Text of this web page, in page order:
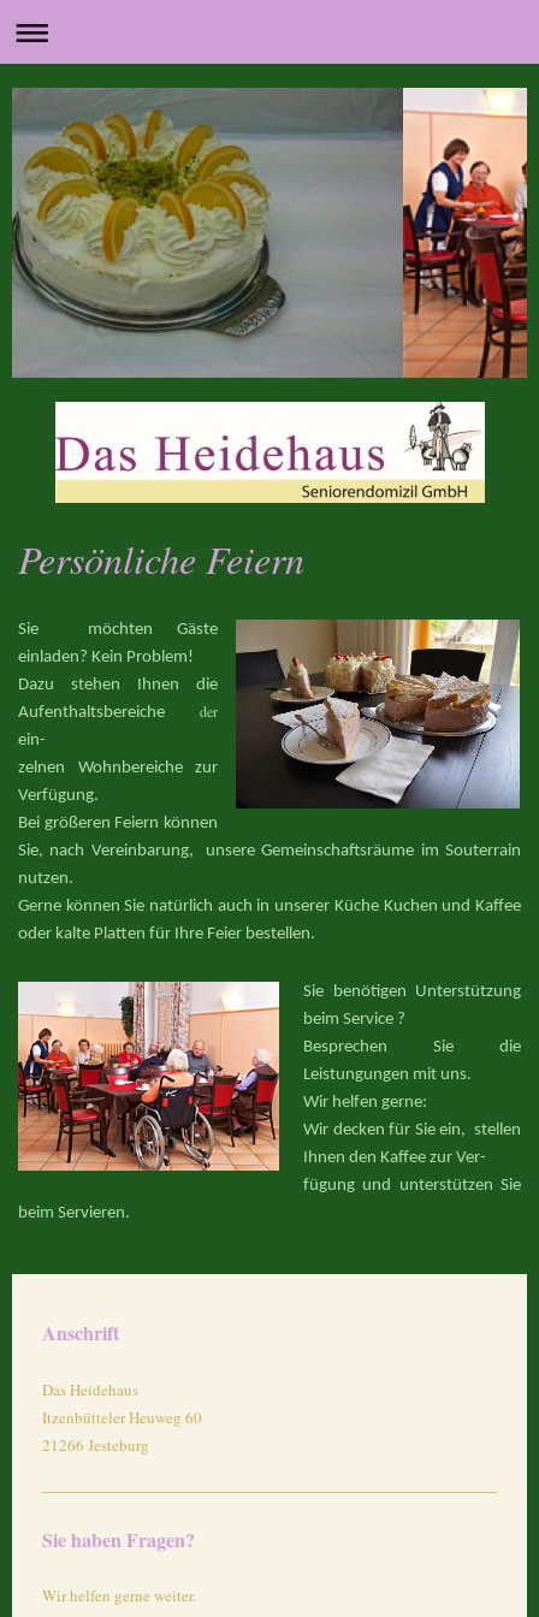
Persönliche Feiern
Sie möchten Gäste
einladen? Kein Problem!
Dazu stehen Ihnen die
Aufenthaltsbereiche
der
ein-
zelnen Wohnbereiche zur
Verfügung.
Bei größeren Feiern können
Sie, nach Vereinbarung, unsere Gemeinschaftsräume im Souterrain
nutzen.
Gerne können Sie natürlich auch in unserer Küche Kuchen und Kaffee
oder kalte Platten für Ihre Feier bestellen.
Sie benötigen Unterstützung
beim Service ?
Besprechen Sie die
Leistungungen mit uns.
Wir helfen gerne:
Wir decken für Sie ein, stellen
Ihnen den Kaffee zur Ver-
fügung und unterstützen Sie
beim Servieren.
Anschrift
Das Heidehaus
Itzenbütteler Heuweg 60
21266 Jesteburg
Sie haben Fragen?
Wir helfen gerne weiter.